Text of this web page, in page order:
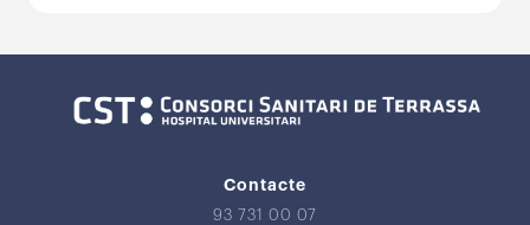
Contacte
93 731 00 07